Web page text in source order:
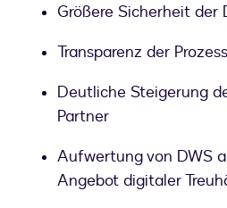
Größere Sicherheit der
Transparenz der
Deutliche Steigerung
Partner
Aufwertung von DWS
Angebot digitaler